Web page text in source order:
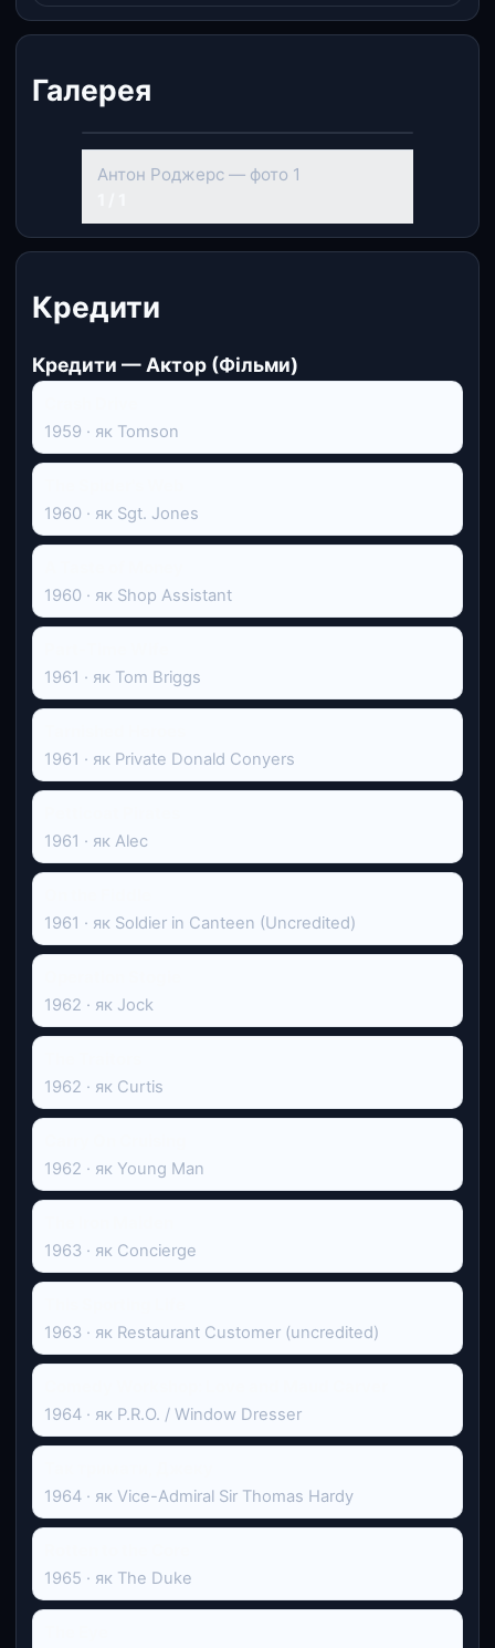
Галерея
Антон Роджерс — фото 1
Кредити
Кредити — Актор (Фільми)
1959 · як Tomson
1960 · як Sgt. Jones
1960 · як Shop Assistant
1961 · як Tom Briggs
1961 · як Private Donald Conyers
1961 · як Alec
1961 · як Soldier in Canteen (Uncredited)
1962 · як Jock
1962 · як Curtis
1962 · як Young Man
1963 · як Concierge
1963 · як Restaurant Customer (uncredited)
1964 · як P.R.O. / Window Dresser
1964 · як Vice-Admiral Sir Thomas Hardy
1965 · як The Duke